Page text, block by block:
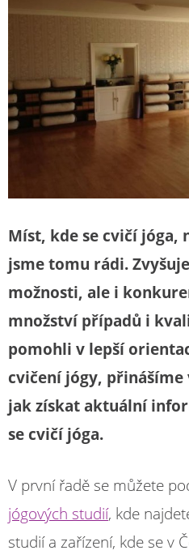
Míst, kde se cvičí jóga,
jsme tomu rádi.
možnosti, ale i
množství případů i
pomohli v lepší
cvičení jógy,
jak získat aktuální
se cvičí jóga.
V první řadě se můžete
jógových studií, kde
studií a zařízení, kde se v